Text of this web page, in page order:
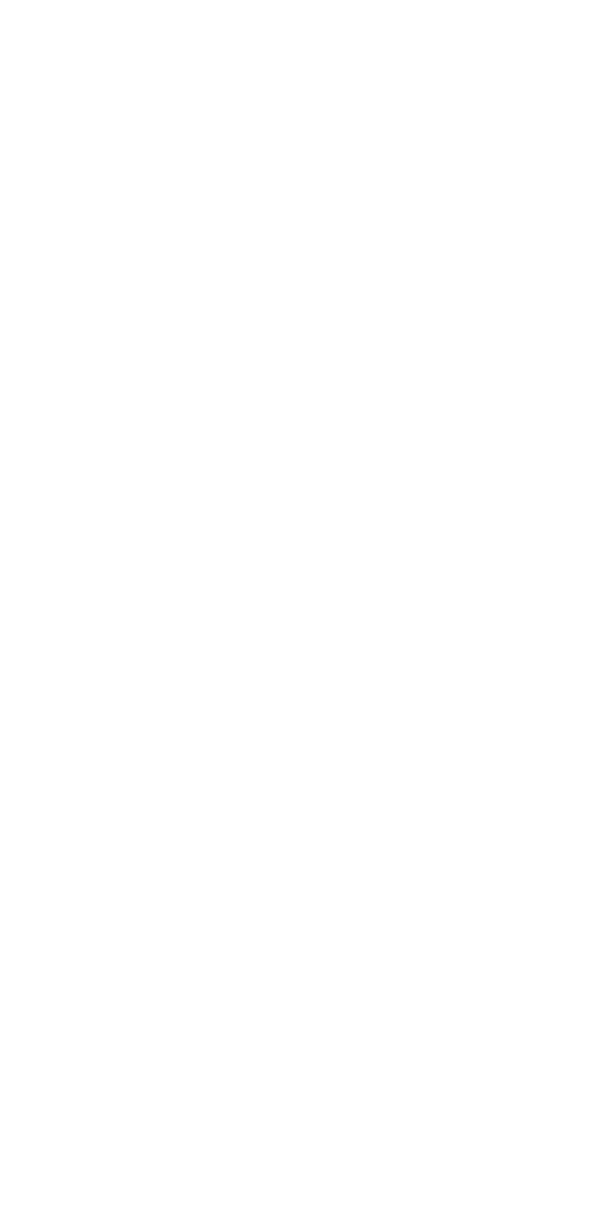
tünetei, vizsgálata és kezelési lehetőségei
tünetei, vizsgálata és kezelési